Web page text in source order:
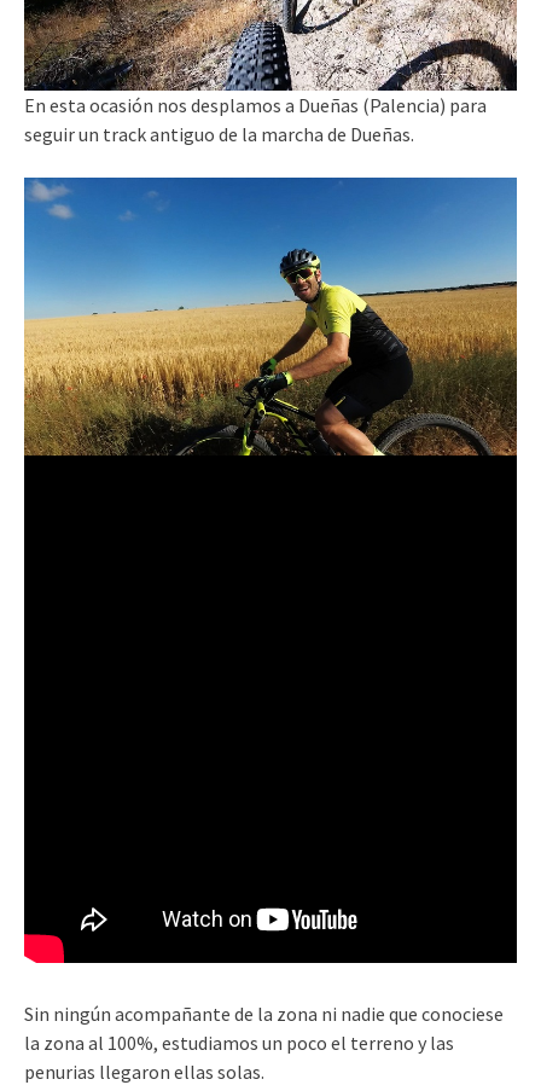
En esta ocasión nos desplamos a Dueñas (Palencia) para
seguir un track antiguo de la marcha de Dueñas.
Sin ningún acompañante de la zona ni nadie que conociese
la zona al 100%, estudiamos un poco el terreno y las
penurias llegaron ellas solas.